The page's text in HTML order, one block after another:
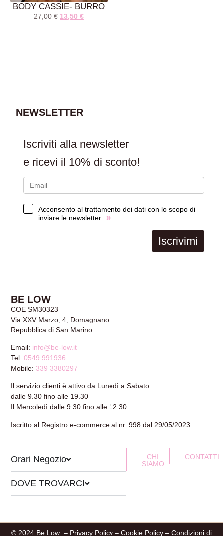
BODY CASSIE- BURRO
27,00€ 13,50€
NEWSLETTER
Iscriviti alla newsletter
e ricevi il 10% di sconto!
Acconsento al trattamento dei dati con lo scopo di
inviare le newsletter
»
Iscrivimi
BE LOW
COE SM30323
Via XXV Marzo, 4, Domagnano
Repubblica di San Marino
Email: info@be-low.it
Tel:0549 991936
Mobile: 339 3380297
Il servizio clienti è attivo da Lunedì a Sabato
dalle 9.30 fino alle 19.30
Il Mercoledì dalle 9.30 fino alle 12.30
Iscritto al Registro e-commerce al nr. 998 dal 29/05/2023
Orari Negozio
DOVE TROVARCI
CHI
SIAMO
CONTATTI
© 2024 Be Low – Privacy Policy – Cookie Policy – Condizioni di